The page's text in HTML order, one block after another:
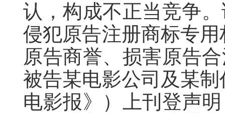
认，构成不正当竞争
侵犯原告注册商标专
原告商誉、损害原告
被告某电影公司及某
电影报》）上刊登声